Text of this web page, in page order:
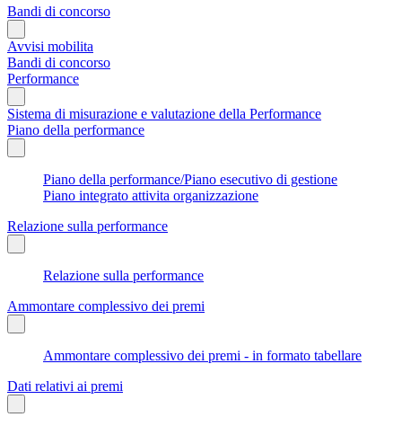
Bandi di concorso
Avvisi mobilita
Bandi di concorso
Performance
Sistema di misurazione e valutazione della Performance
Piano della performance
Piano della performance/Piano esecutivo di gestione
Piano integrato attivita organizzazione
Relazione sulla performance
Relazione sulla performance
Ammontare complessivo dei premi
Ammontare complessivo dei premi - in formato tabellare
Dati relativi ai premi